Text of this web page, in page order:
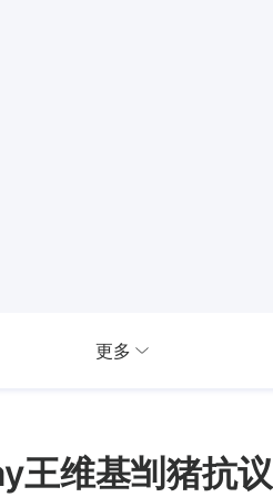
更多
维基㓥猪抗议